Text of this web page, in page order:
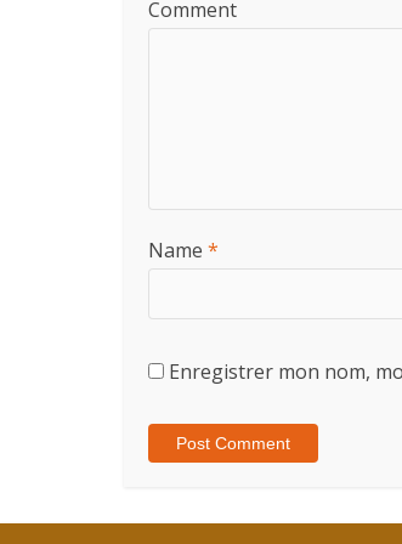
Comment
Name *
Enregistrer mon nom,